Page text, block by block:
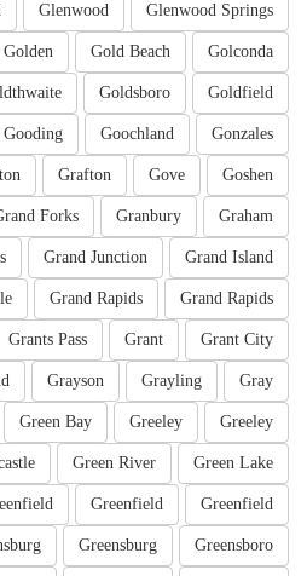
Glenwood Springs
Glenwood
Golconda
Gold Beach
Golden
Goldfield
Goldsboro
Gonzales
Goochland
Gooding
Goshen
Gove
Grafton
Graham
Granbury
Forks
Grand Island
Grand Junction
Grand Rapids
Grand Rapids
Grant City
Grant
Grants Pass
Gray
Grayling
Grayson
Greeley
Greeley
Green Bay
Green Lake
Green River
Greenfield
Greenfield
Greensboro
Greensburg